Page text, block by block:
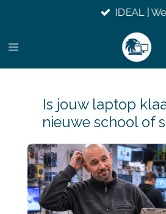
naar
IDEAL |
Is jouw laptop
nieuwe school of